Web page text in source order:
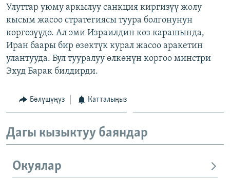
Улуттар уюму аркылуу санкция киргизүү жолу
кысым жасоо стратегиясы туура болгонунун
көргөзүүдө. Ал эми Израилдин көз карашында,
Иран баары бир өзөктүк курал жасоо аракетин
улантууда. Бул тууралуу өлкөнүн коргоо минстри
Эхуд Барак билдирди.
Бөлүшүңүз Катталыңыз
Дагы кызыктуу баяндар
Окуялар